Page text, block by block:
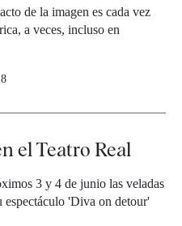
de la imagen es cada vez
a veces, incluso en
el Teatro Real
3 y 4 de junio las veladas
espectáculo 'Diva on detour'